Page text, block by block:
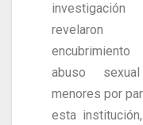
investigación
abuso
menores por
esta